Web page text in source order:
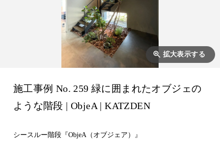
拡大表示する
施工事例 No. 259 緑に囲まれたオブジェの
ような階段 | ObjeA | KATZDEN
シースルー階段『ObjeA（オブジェア）』